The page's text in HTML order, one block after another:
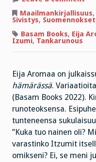
ja
Maailmankirjallisuus,
Sivistys, Suomennokset
Basam Books, Eija
Izumi, Tankarunous
Eija Aromaa on
hämärässä.
(Basam Books 2022).
runoteoksensa.
tunteneensa
”Kuka tuo nainen oli?
varastinko Itzumit
omikseni? Ei, se meni